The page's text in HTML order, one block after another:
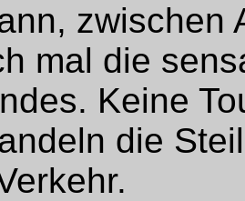
zwischen
mal die
Keine
die